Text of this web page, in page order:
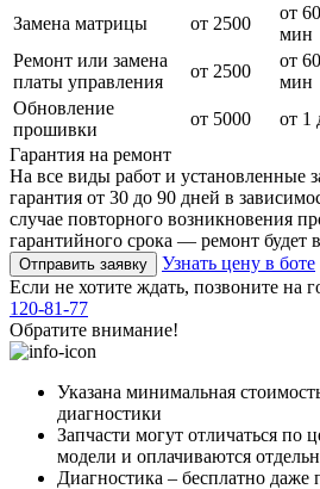
Замена матрицы от 2500
от 60
мин
Ремонт или замена
платы управления
от 2500
от 60
мин
Обновление
прошивки
от 5000 от 1
Гарантия на ремонт
На все виды работ и установленные
гарантия от 30 до 90 дней в
случае повторного возникновения
гарантийного срока — ремонт будет
Отправить заявку
Узнать цену в боте
Если не хотите ждать, позвоните на
120-81-77
Обратите внимание!
Указана минимальная
диагностики
Запчасти могут отличаться по
модели и оплачиваются
Диагностика – бесплатно даже